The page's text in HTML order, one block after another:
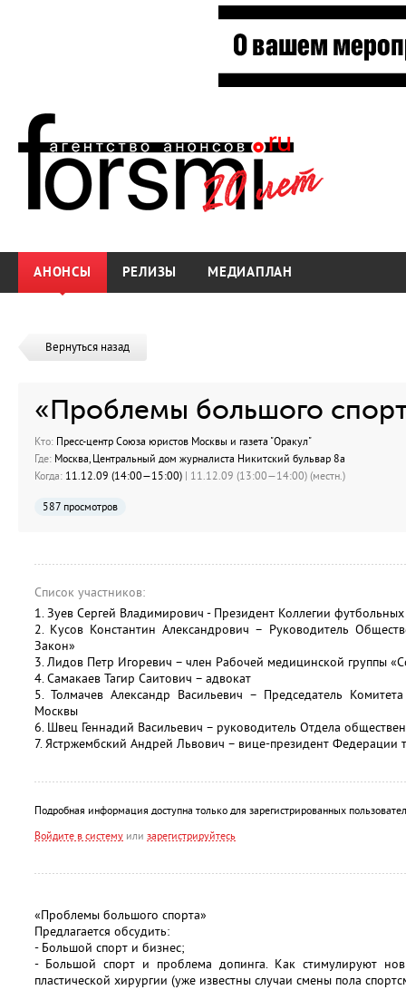
АНОНСЫ РЕЛИЗЫ МЕДИАПЛАН
Вернуться назад
«Проблемы большого
Кто: Пресс-центр Союза юристов Москвы и газета "Оракул"
Где: Москва, Центральный дом журналиста Никитский бульвар 8а
Когда: 11.12.09 (14:00—15:00) | 11.12.09 (13:00—14:00) (местн.)
587 просмотров
Список участников:
1. Зуев Сергей Владимирович - Президент Коллегии
2. Кусов Константин Александрович – Руководитель
Закон»
3. Лидов Петр Игоревич – член Рабочей медицинской группы
4. Самакаев Тагир Саитович – адвокат
5. Толмачев Александр Васильевич – Председатель
Москвы
6. Швец Геннадий Васильевич – руководитель Отдела
7. Ястржембский Андрей Львович – вице-президент Федерации
Подробная информация доступна только для зарегистрированных
Войдите в систему или зарегистрируйтесь
«Проблемы большого спорта»
Предлагается обсудить:
- Большой спорт и бизнес;
- Большой спорт и проблема допинга. Как стимулируют
пластической хирургии (уже известны случаи смены пола